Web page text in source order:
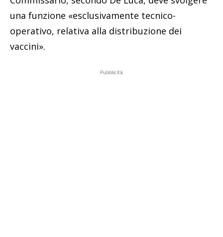
una funzione «esclusivamente tecnico-
operativo, relativa alla distribuzione dei
vaccini».
Pubblicità